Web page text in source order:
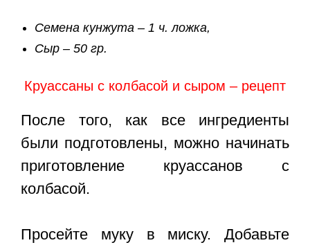
Семена кунжута – 1 ч. ложка,
Сыр – 50 гр.
Круассаны с колбасой и сыром – рецепт
После того, как все ингредиенты
были подготовлены, можно начинать
приготовление круассанов с
колбасой.
Просейте муку в миску. Добавьте